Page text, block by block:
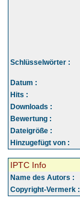
Schlüsselwörter :
Datum :
Hits :
Downloads :
Bewertung :
Dateigröße :
Hinzugefügt von :
IPTC Info
Name des Autors :
Copyright-Vermerk :